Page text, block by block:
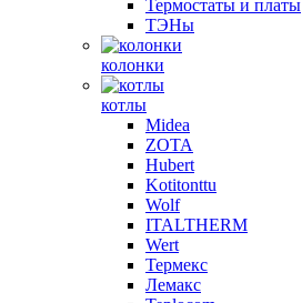
Термостаты и платы
ТЭНы
колонки
котлы
Midea
ZOTA
Hubert
Kotitonttu
Wolf
ITALTHERM
Wert
Термекс
Лемакс